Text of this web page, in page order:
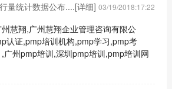
量统计数据公布....[详细] 03/19/2018:17:22
慧翔,广州慧翔企业管理咨询有限公
认证,pmp培训机构,pmp学习,pmp考
广州pmp培训,深圳pmp培训,pmp培训网